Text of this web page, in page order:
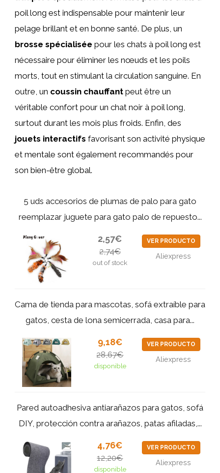
poil long est indispensable pour maintenir leur
pelage brillant et en bonne santé. De plus, un
brosse spécialisée pour les chats à poil long est
nécessaire pour éliminer les nœuds et les poils
morts, tout en stimulant la circulation sanguine. En
outre, un coussin chauffant peut être un
véritable confort pour un chat noir à poil long,
surtout durant les mois plus froids. Enfin, des
jouets interactifs favorisant son activité physique
et mentale sont également recommandés pour
son bien-être global.
5 uds accesorios de plumas de palo para gato
reemplazar juguete para gato palo de repuesto...
2,57€
2,74€
out of stock
VER PRODUCTO
Aliexpress
Cama de tienda para mascotas, sofá extraíble para
gatos, cesta de lona semicerrada, casa para...
9,18€
28,67€
disponible
VER PRODUCTO
Aliexpress
Pared autoadhesiva antiarañazos para gatos, sofá
DIY, protección contra arañazos, patas afiladas,...
4,76€
12,20€
disponible
VER PRODUCTO
Aliexpress